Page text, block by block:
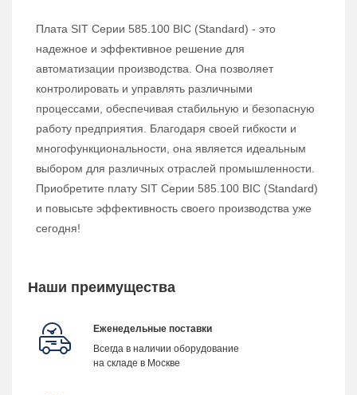
Плата SIT Серии 585.100 BIC (Standard) - это
надежное и эффективное решение для
автоматизации производства. Она позволяет
контролировать и управлять различными
процессами, обеспечивая стабильную и безопасную
работу предприятия. Благодаря своей гибкости и
многофункциональности, она является идеальным
выбором для различных отраслей промышленности.
Приобретите плату SIT Серии 585.100 BIC (Standard)
и повысьте эффективность своего производства уже
сегодня!
Наши преимущества
Еженедельные поставки
Всегда в наличии оборудование
на складе в Москве